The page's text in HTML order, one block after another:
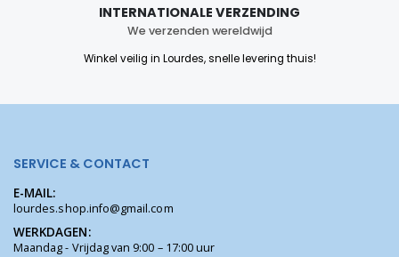
INTERNATIONALE VERZENDING
We verzenden wereldwijd
Winkel veilig in Lourdes, snelle levering thuis!
SERVICE & CONTACT
E-MAIL:
lourdes.shop.info@gmail.com
WERKDAGEN:
Maandag - Vrijdag van 9:00 – 17:00 uur